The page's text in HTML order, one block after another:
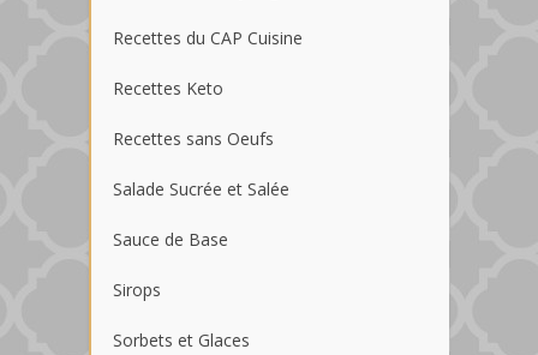
Recettes du CAP Cuisine
Recettes Keto
Recettes sans Oeufs
Salade Sucrée et Salée
Sauce de Base
Sirops
Sorbets et Glaces